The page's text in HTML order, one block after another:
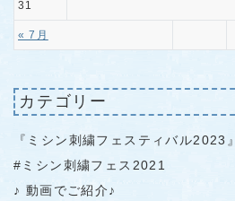
« 7月
31
カテゴリー
『ミシン刺繍フェスティバル2023』
#ミシン刺繍フェス2021
♪ 動画でご紹介♪